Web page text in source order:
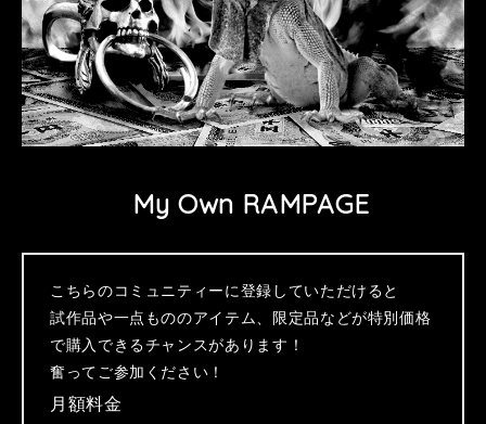
My Own RAMPAGE
こちらのコミュニティーに登録していただけると
試作品や一点もののアイテム、限定品などが特別価格
で購入できるチャンスがあります！
奮ってご参加ください！
月額料金